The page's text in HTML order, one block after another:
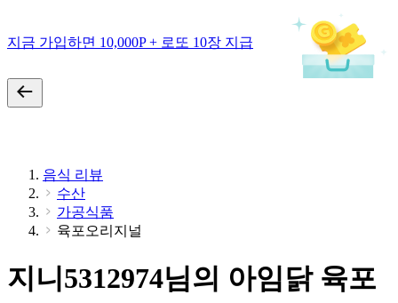
지금 가입하면 10,000P + 로또 10장 지급
음식 리뷰
수산
가공식품
육포오리지널
지니5312974님의 아임닭 육포